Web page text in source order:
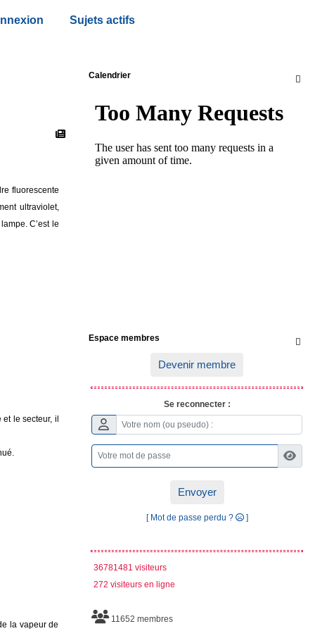
Sujets actifs
fluorescente
ultraviolet,
C’est le
le secteur, il
la vapeur de

Calendrier

Espace membres
Devenir membre
Se reconnecter :
Envoyer
[ Mot de passe perdu ? ]
36781481 visiteurs
272 visiteurs en ligne
11652 membres